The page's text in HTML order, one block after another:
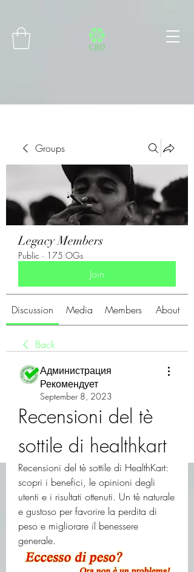
Groups
Legacy Members
Public · 175 OGs
Join
Discussion Media Members About
Back
Администрация
Рекомендует
September 8, 2023
Recensioni del tè
sottile di healthkart
Recensioni del tè sottile di HealthKart:
scopri i benefici, le opinioni degli
utenti e i risultati ottenuti. Un tè naturale
e gustoso per favorire la perdita di
peso e migliorare il benessere
generale.